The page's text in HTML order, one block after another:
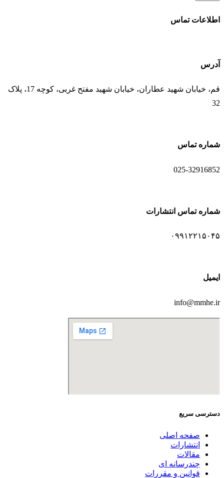
اطلاعات تماس
آدرس
قم، خیابان شهید عطاران، خیابان شهید مفتح غربی، کوچه 17، پلاک
32
شماره تماس
025-32916852
شماره تماس انتشارات
۰۹۹۱۲۲۱۵۰۴۵
ایمیل
info@mmhe.ir
دسترسی سریع
صفحه اصلی
انتشارات
مقالات
چندرسانه ای
قوانین و مقررات